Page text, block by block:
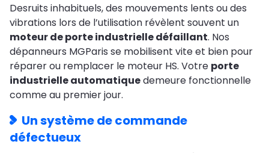
Desruits inhabituels, des mouvements lents ou des
vibrations lors de l’utilisation révèlent souvent un
moteur de porte industrielle défaillant. Nos
dépanneurs MGParis se mobilisent vite et bien pour
réparer ou remplacer le moteur HS. Votre porte
industrielle automatiquedemeure fonctionnelle
comme au premier jour.
Un système de commande
défectueux